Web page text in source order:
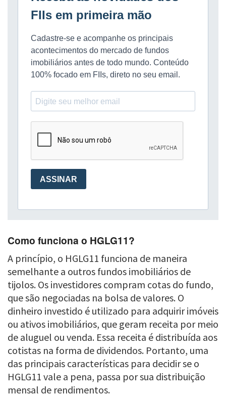
Como funciona o HGLG11?
A princípio, o HGLG11 funciona de maneira
semelhante a outros fundos imobiliários de
tijolos. Os investidores compram cotas do fundo,
que são negociadas na bolsa de valores. O
dinheiro investido é utilizado para adquirir imóveis
ou ativos imobiliários, que geram receita por meio
de aluguel ou venda. Essa receita é distribuída aos
cotistas na forma de dividendos. Portanto, uma
das principais características para decidir se o
HGLG11 vale a pena, passa por sua distribuição
mensal de rendimentos.